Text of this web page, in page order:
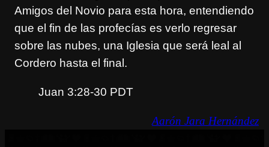
Amigos del Novio para esta hora, entendiendo
que el fin de las profecías es verlo regresar
sobre las nubes, una Iglesia que será leal al
Cordero hasta el final.
Juan 3:28-30 PDT
Aarón Jara Hernández